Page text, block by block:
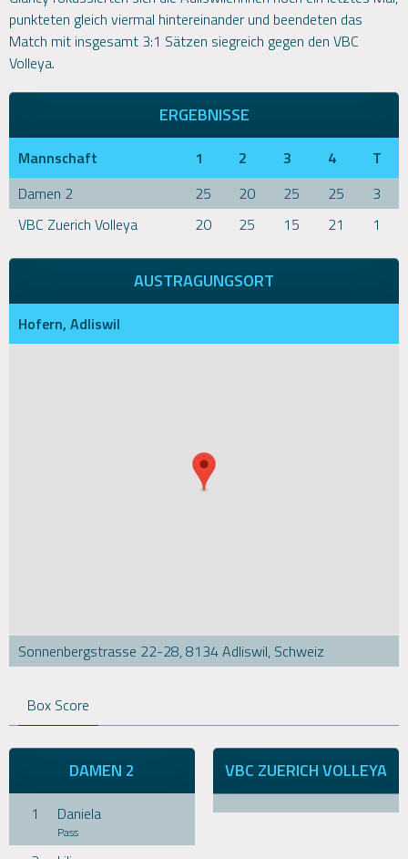
punkteten gleich viermal hintereinander und beendeten das
Match mit insgesamt 3:1 Sätzen siegreich gegen den VBC
Volleya.
ERGEBNISSE
Mannschaft 1 2 3 4
T
Damen 2
25 20 25 25
3
VBC Zuerich Volleya
20 25 15 21 1
AUSTRAGUNGSORT
Hofern, Adliswil
Sonnenbergstrasse 22-28, 8134 Adliswil, Schweiz
Box Score
DAMEN 2
1 Daniela
Pass
VBC ZUERICH VOLLEYA